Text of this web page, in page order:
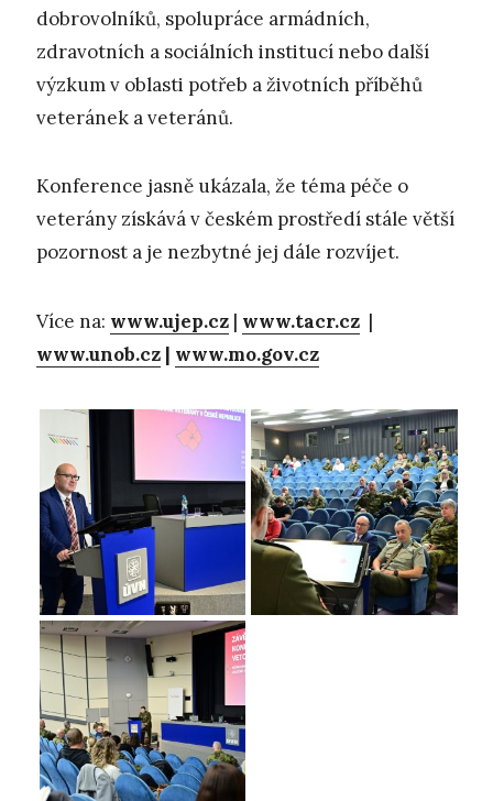
dobrovolníků, spolupráce armádních,
zdravotních a sociálních institucí nebo další
výzkum v oblasti potřeb a životních příběhů
veteránek a veteránů.
Konference jasně ukázala, že téma péče o
veterány získává v českém prostředí stále větší
pozornost a je nezbytné jej dále rozvíjet.
Více na: www.ujep.cz | www.tacr.cz |
www.unob.cz | www.mo.gov.cz